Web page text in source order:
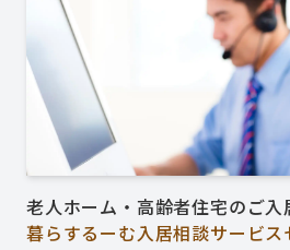
老人ホーム・高齢者住宅のご入
暮らするーむ入居相談サービス